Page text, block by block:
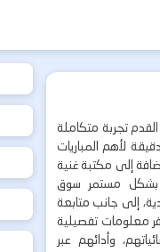
تجربة متكاملة
لأهم المباريات
إلى مكتبة غنية
بشكل مستمر سوق
إلى جانب متابعة
معلومات تفصيلية
وأدائهم عبر